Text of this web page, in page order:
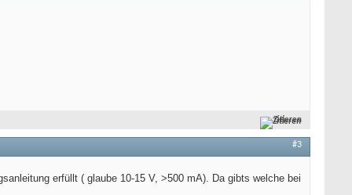
Zitieren
#3
erfüllt ( glaube 10-15 V, >500 mA). Da gibts welche bei